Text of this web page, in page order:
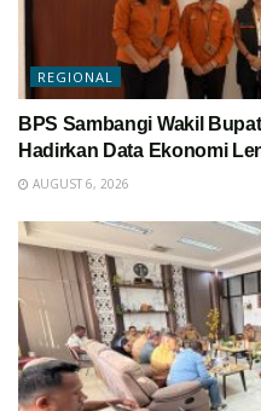
REGIONAL
BPS Sambangi Wakil
Hadirkan Data Ekonomi
AUGUST 6, 2026